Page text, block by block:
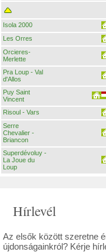
Isola 2000
Les Orres
Orcieres-
Merlette
Pra Loup - Val
d'Allos
Puy Saint
Vincent
Risoul - Vars
Serre
Chevalier -
Briancon
Superdévoluy -
La Joue du
Loup
Hírlevél
Az elsők között szeretne
újdonságainkról? Kérje